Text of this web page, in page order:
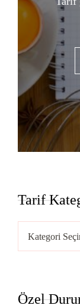
Tarif
Kategorileri
Özel